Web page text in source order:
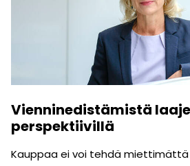
Vienninedistämistä
perspektiivillä
Kauppaa ei voi tehdä miettimättä